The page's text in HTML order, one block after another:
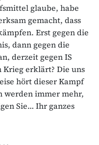
glaube, habe
gemacht, dass
Erst gegen die
dann gegen die
derzeit gegen IS
Krieg erklärt? Die uns
hört dieser Kampf
werden immer mehr,
Sie… Ihr ganzes